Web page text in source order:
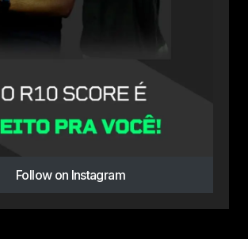
Follow on Instagram